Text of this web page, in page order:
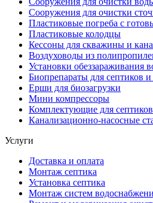
Сооружения для очистки
Пластиковые погреба с
Пластиковые колодцы
Кессоны для скважины и
Воздуховоды из
Установки обеззараживания
Биопрепараты для септиков
Ерши для биозагрузки
Мини компрессоры
Комплектующие для септиков
Канализационно-насосные
Услуги
Доставка и оплата
Монтаж септика
Установка септика
Монтаж систем